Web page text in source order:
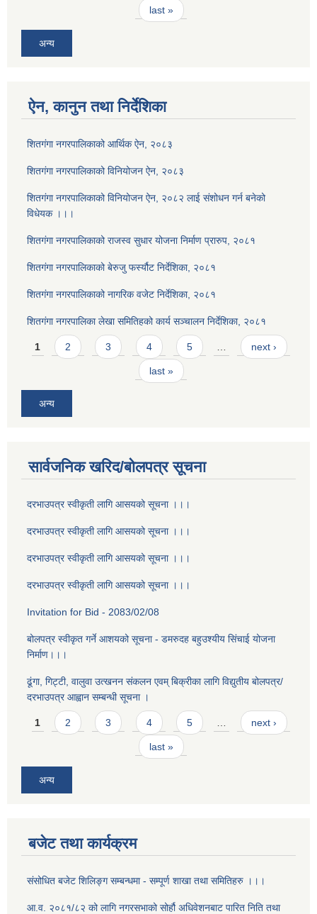
last »
अन्य
ऐन, कानुन तथा निर्देशिका
शितगंगा नगरपालिकाको आर्थिक ऐन, २०८३
शितगंगा नगरपालिकाको विनियोजन ऐन, २०८३
शितगंगा नगरपालिकाको विनियोजन ऐन, २०८२ लाई संशोधन गर्न बनेको
विधेयक ।।।
शितगंगा नगरपालिकाको राजस्व सुधार योजना निर्माण प्रारुप, २०८१
शितगंगा नगरपालिकाको बेरुजु फर्स्यौट निर्देशिका, २०८१
शितगंगा नगरपालिकाको नागरिक वजेट निर्देशिका, २०८१
शितगंगा नगरपालिका लेखा समितिहको कार्य सञ्चालन निर्देशिका, २०८१
Pages
1 2 3 4 5 next ›
last »
अन्य
सार्वजनिक खरिद/बोलपत्र सूचना
दरभाउपत्र स्वीकृती लागि आसयको सूचना ।।।
दरभाउपत्र स्वीकृती लागि आसयको सूचना ।।।
दरभाउपत्र स्वीकृती लागि आसयको सूचना ।।।
दरभाउपत्र स्वीकृती लागि आसयको सूचना ।।।
Invitation for Bid - 2083/02/08
बोलपत्र स्वीकृत गर्ने आशयको सूचना - डमरुदह बहुउश्यीय सिंचाई योजना
निर्माण।।।
ढूंगा, गिट्टी, वालुवा उत्खनन संकलन एवम् बिक्रीका लागि विद्युतीय बोलपत्र/
दरभाउपत्र आह्वान सम्बन्धी सूचना ।
Pages
1 2 3 4 5 … next ›
last »
अन्य
बजेट तथा कार्यक्रम
संसोधित बजेट शिलिङ्ग सम्बन्धमा - सम्पूर्ण शाखा तथा समितिहरु ।।।
आ.व. २०८१/८२ को लागि नगरसभाको सोर्हौ अधिवेशनबाट पारित निति तथा